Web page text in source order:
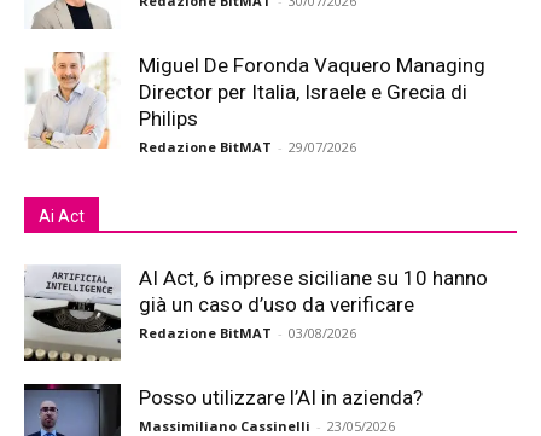
Miguel De Foronda Vaquero Managing
Director per Italia, Israele e Grecia di
Philips
Redazione BitMAT - 29/07/2026
Ai Act
AI Act, 6 imprese siciliane su 10 hanno
già un caso d’uso da verificare
Redazione BitMAT - 03/08/2026
Posso utilizzare l’AI in azienda?
Massimiliano Cassinelli - 23/05/2026